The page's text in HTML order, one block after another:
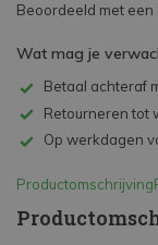
Beoordeeld met
Wat mag je
Betaal achteraf
Retourneren tot
Op werkdagen
Productomschrijving